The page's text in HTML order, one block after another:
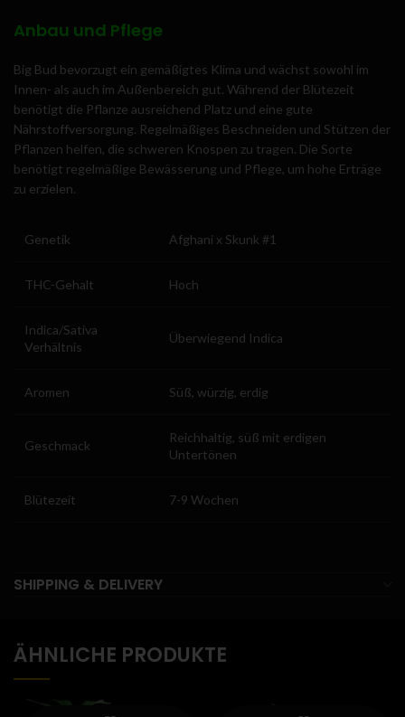
Anbau und Pflege
Big Bud bevorzugt ein gemäßigtes Klima und wächst sowohl im
Innen- als auch im Außenbereich gut. Während der Blütezeit
benötigt die Pflanze ausreichend Platz und eine gute
Nährstoffversorgung. Regelmäßiges Beschneiden und Stützen der
Pflanzen helfen, die schweren Knospen zu tragen. Die Sorte
benötigt regelmäßige Bewässerung und Pflege, um hohe Erträge
zu erzielen.
Genetik Afghani x Skunk #1
THC-Gehalt Hoch
Indica/Sativa
Verhältnis
Überwiegend Indica
Aromen Süß, würzig, erdig
Geschmack
Reichhaltig, süß mit erdigen
Untertönen
Blütezeit 7-9 Wochen
SHIPPING & DELIVERY
ÄHNLICHE PRODUKTE